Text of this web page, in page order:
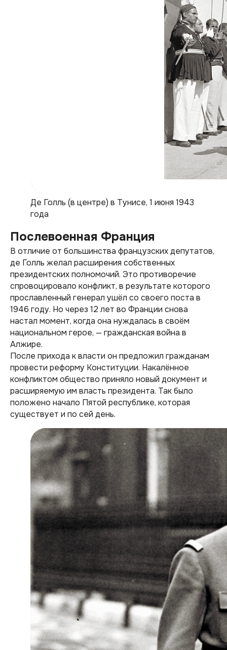
Де Голль (в центре) в Тунисе, 1 июня 1943
года
Послевоенная Франция
В отличие от большинства французских депутатов,
де Голль желал расширения собственных
президентских полномочий. Это противоречие
спровоцировало конфликт, в результате которого
прославленный генерал ушёл со своего поста в
1946 году. Но через 12 лет во Франции снова
настал момент, когда она нуждалась в своём
национальном герое, — гражданская война в
Алжире.
После прихода к власти он предложил гражданам
провести реформу Конституции. Накалённое
конфликтом общество приняло новый документ и
расширяемую им власть президента. Так было
положено начало Пятой республике, которая
существует и по сей день.